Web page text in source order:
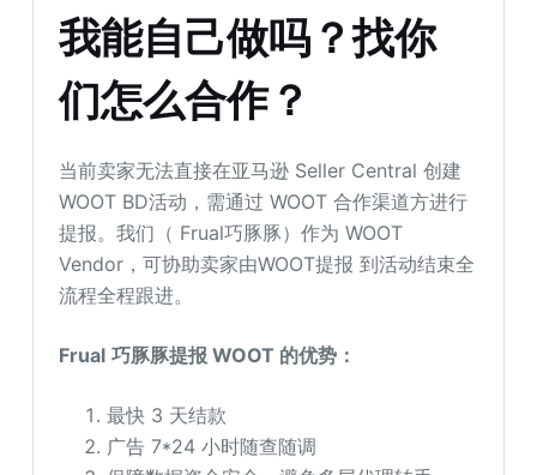
我能自己做吗？找你
们怎么合作？
当前卖家无法直接在亚马逊 Seller Central 创建
WOOT BD活动，需通过 WOOT 合作渠道方进行
提报。我们（ Frual巧豚豚）作为 WOOT
Vendor，可协助卖家由WOOT提报 到活动结束全
流程全程跟进。
Frual 巧豚豚提报 WOOT 的优势：
最快 3 天结款
广告 7*24 小时随查随调